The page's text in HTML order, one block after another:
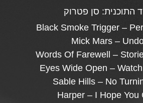
התוכנית: סן פטרוק
Black Smoke Trigger –
Mick Mars –
Words Of Farewell –
Eyes Wide Open –
Sable Hills – No
Harper – I Hope You